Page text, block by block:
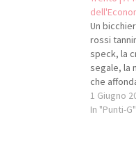
Un
rossi
speck, la
segale, la
che
agli
profumo di
1 Giugno
In "Punti-G"